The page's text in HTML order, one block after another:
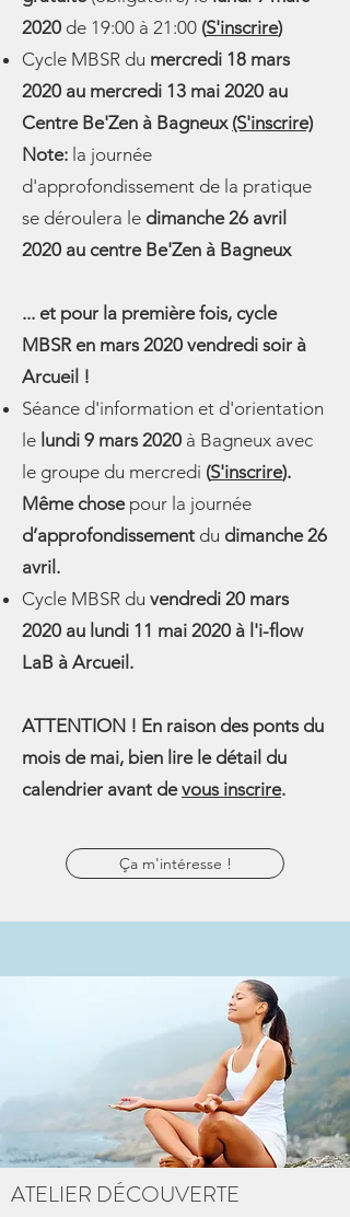
2020 de 19:00 à 21:00 (S'inscrire)
Cycle MBSR du mercredi 18 mars
2020 au mercredi 13 mai 2020 au
Centre Be'Zen à Bagneux (S'inscrire)
Note: la journée
d'approfondissement de la pratique
se déroulera le dimanche 26 avril
2020 au centre Be'Zen à Bagneux
... et pour la première fois, cycle
MBSR en mars 2020 vendredi soir à
Arcueil !
Séance d'information et d'orientation
le lundi 9 mars 2020 à Bagneux avec
le groupe du mercredi (S'inscrire).
Même chose pour la journée
d’approfondissement du dimanche 26
avril.
Cycle MBSR du vendredi 20 mars
2020 au lundi 11 mai 2020 à l'i-flow
LaB à Arcueil.
ATTENTION ! En raison des ponts du
mois de mai, bien lire le détail du
calendrier avant devous inscrire.
Ça m'intéresse !
ATELIER DÉCOUVERTE